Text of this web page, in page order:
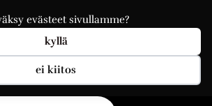
evästeet sivullamme?
kyllä
ei kiitos